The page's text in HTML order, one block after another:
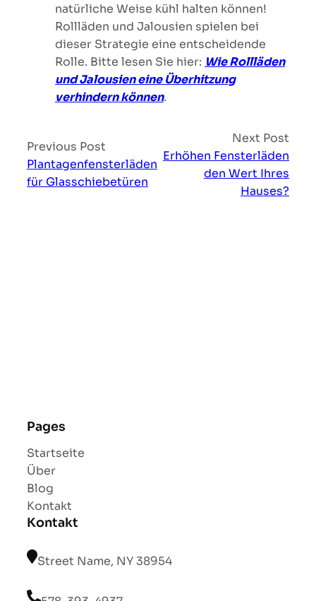
natürliche Weise kühl halten können!
Rollläden und Jalousien spielen bei
dieser Strategie eine entscheidende
Rolle. Bitte lesen Sie hier: Wie Rollläden
und Jalousien eine Überhitzung
verhindern können.
Previous Post
Plantagenfensterläden
für Glasschiebetüren
Next Post
Erhöhen Fensterläden
den Wert Ihres
Hauses?
Pages
Startseite
Über
Blog
Kontakt
Kontakt
Street Name, NY 38954